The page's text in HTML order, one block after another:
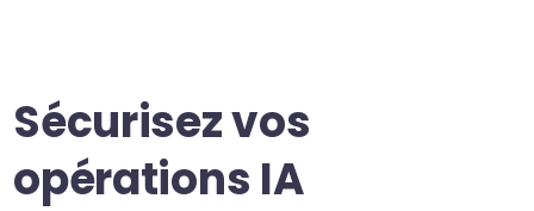
Sécurisez vos
opérations IA